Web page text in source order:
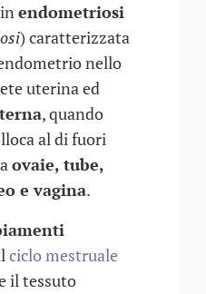
endometriosi
) caratterizzata
nello
uterina ed
, quando
al di fuori
ovaie, tube,
e vagina.
ciclo mestruale
il tessuto